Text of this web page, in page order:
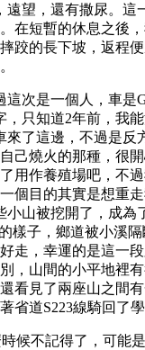
望，還有撒尿。
在短暫的休息之後
跤的長下坡，返
次是一個人，車
只知道2年前，我
了這邊，不過是
己燒火的那種，
用作養殖場吧，不
個目的其實是想重
山被挖開了，成
樣子，鄉道被小
走，幸運的是這一
，山間的小平地裡
看見了兩座山之間
省道S223線騎回了學
候不記得了，可